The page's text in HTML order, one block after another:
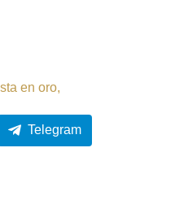
en oro,
Telegram